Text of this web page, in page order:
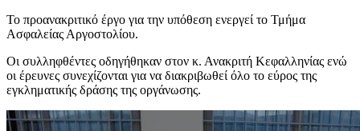
Το προανακριτικό έργο για την υπόθεση ενεργεί το Τμήμα
Ασφαλείας Αργοστολίου.
Οι συλληφθέντες οδηγήθηκαν στον κ. Ανακριτή Κεφαλληνίας ενώ
οι έρευνες συνεχίζονται για να διακριβωθεί όλο το εύρος της
εγκληματικής δράσης της οργάνωσης.